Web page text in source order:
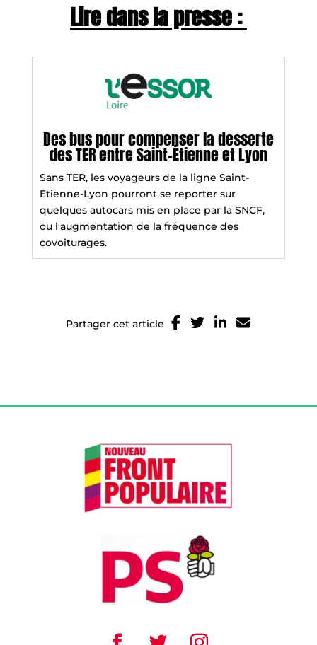
Lire dans la presse :
Des bus pour compenser la desserte
des TER entre Saint-Étienne et Lyon
Sans TER, les voyageurs de la ligne Saint-
Etienne-Lyon pourront se reporter sur
quelques autocars mis en place par la SNCF,
ou l'augmentation de la fréquence des
covoiturages.
Partager cet article